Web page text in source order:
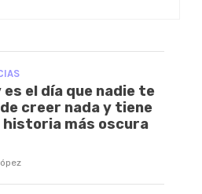
es el día que nadie te
creer nada y tiene
historia más oscura